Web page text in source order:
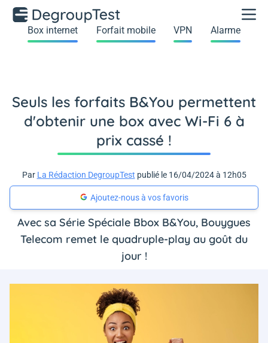
Box internet Forfait mobile VPN Alarme
Seuls les forfaits B&You permettent
d'obtenir une box avec Wi-Fi 6 à
prix cassé !
Par La Rédaction DegroupTest publié le 16/04/2024 à 12h05
Ajoutez-nous à vos favoris
Avec sa Série Spéciale Bbox B&You, Bouygues
Telecom remet le quadruple-play au goût du
jour !